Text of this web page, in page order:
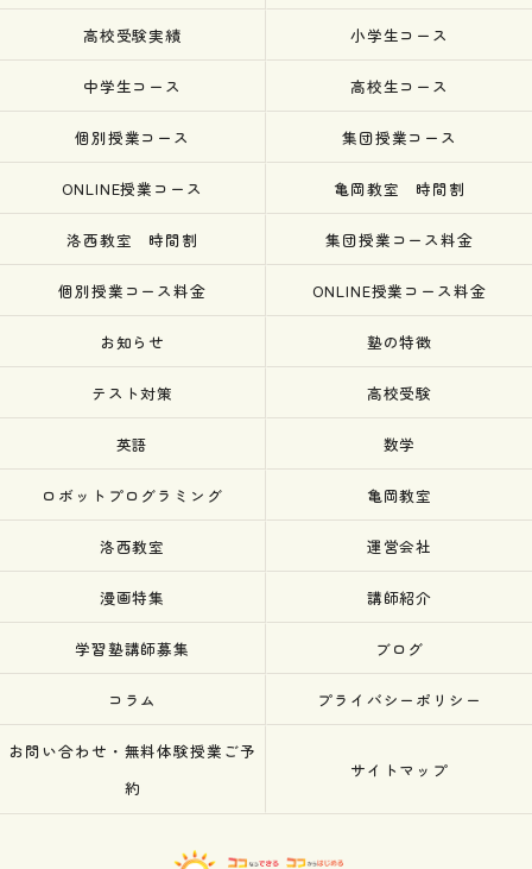
高校受験実績 小学生コース
中学生コース 高校生コース
個別授業コース 集団授業コース
ONLINE授業コース 亀岡教室 時間割
洛西教室 時間割 集団授業コース料金
個別授業コース料金 ONLINE授業コース料金
お知らせ 塾の特徴
テスト対策 高校受験
英語 数学
ロボットプログラミング 亀岡教室
洛西教室 運営会社
漫画特集 講師紹介
学習塾講師募集 ブログ
コラム プライバシーポリシー
お問い合わせ・無料体験授業ご予
約
サイトマップ